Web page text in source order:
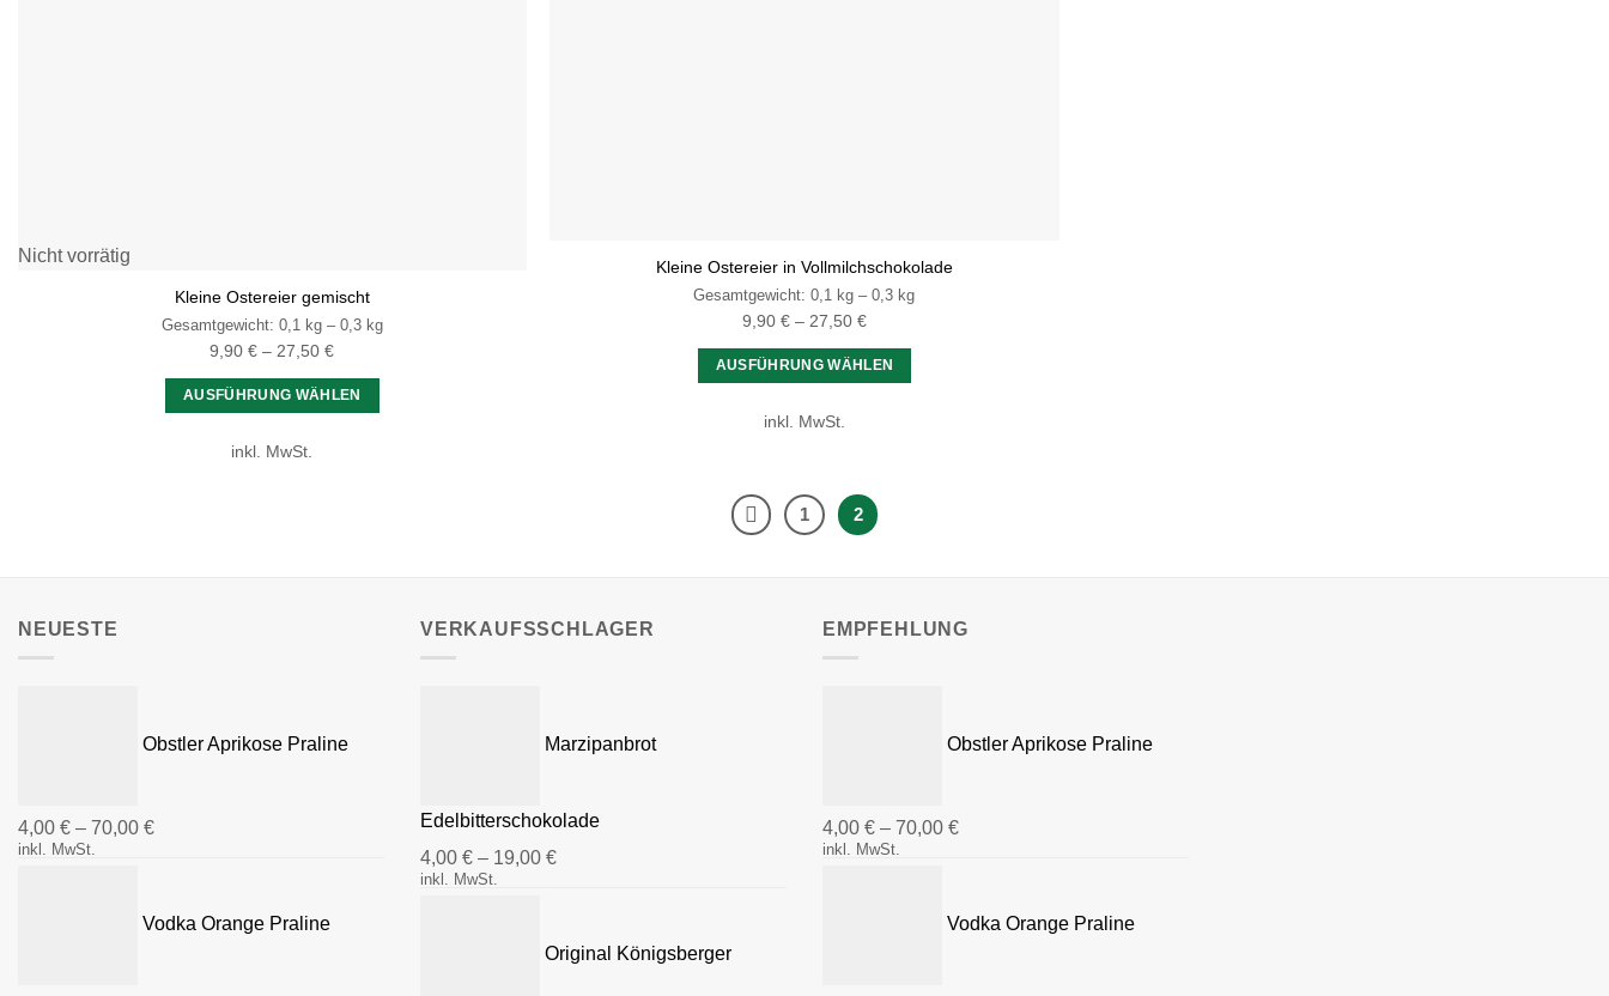
Nicht vorrätig
Kleine Ostereier gemischt
Gesamtgewicht: 0,1 kg– 0,3 kg
9,90€ – 27,50€
AUSFÜHRUNG WÄHLEN
Produkt
gewählt
inkl. MwSt.
Kleine Ostereier in Vollmilchschokolade
Gesamtgewicht: 0,1 kg – 0,3 kg
9,90 €– 27,50 €
AUSFÜHRUNG WÄHLEN
Produkt
Varianten
auf.
inkl. MwSt.
1 2
NEUESTE
Obstler Aprikose Praline
4,00 € – 70,00 €
inkl. MwSt.
Vodka Orange Praline
VERKAUFSSCHLAGER
Marzipanbrot
Edelbitterschokolade
4,00 € – 19,00 €
inkl. MwSt.
Original Königsberger
EMPFEHLUNG
Obstler Aprikose Praline
4,00 € – 70,00 €
inkl. MwSt.
Vodka Orange Praline